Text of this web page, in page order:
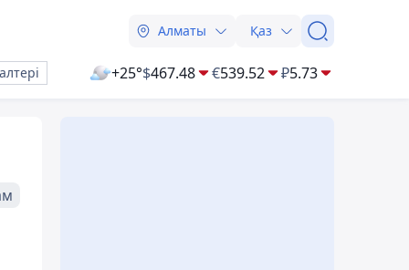
Алматы Қаз
+25°$467.48 €539.52 ₽5.73